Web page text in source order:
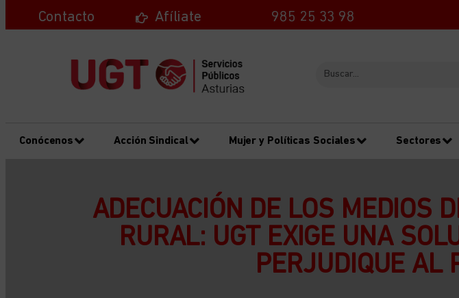
Contacto Afíliate 985 25 33 98
Conócenos Acción Sindical Mujer y Políticas Sociales Sectores
ADECUACIÓN DE LOS MEDIOS
RURAL: UGT EXIGE UNA
PERJUDIQUE AL